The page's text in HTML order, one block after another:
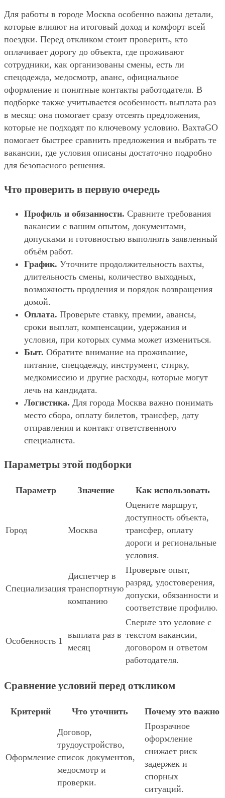
Для работы в городе Москва особенно важны детали,
которые влияют на итоговый доход и комфорт всей
поездки. Перед откликом стоит проверить, кто
оплачивает дорогу до объекта, где проживают
сотрудники, как организованы смены, есть ли
спецодежда, медосмотр, аванс, официальное
оформление и понятные контакты работодателя. В
подборке также учитывается особенность выплата раз
в месяц: она помогает сразу отсеять предложения,
которые не подходят по ключевому условию. ВахтаGO
помогает быстрее сравнить предложения и выбрать те
вакансии, где условия описаны достаточно подробно
для безопасного решения.
Что проверить в первую очередь
Профиль и обязанности. Сравните требования
вакансии с вашим опытом, документами,
допусками и готовностью выполнять заявленный
объём работ.
График. Уточните продолжительность вахты,
длительность смены, количество выходных,
возможность продления и порядок возвращения
домой.
Оплата. Проверьте ставку, премии, авансы,
сроки выплат, компенсации, удержания и
условия, при которых сумма может измениться.
Быт. Обратите внимание на проживание,
питание, спецодежду, инструмент, стирку,
медкомиссию и другие расходы, которые могут
лечь на кандидата.
Логистика. Для города Москва важно понимать
место сбора, оплату билетов, трансфер, дату
отправления и контакт ответственного
специалиста.
Параметры этой подборки
Параметр Значение Как использовать
Город Москва
Оцените маршрут,
доступность объекта,
трансфер, оплату
дороги и региональные
условия.
Специализация
Диспетчер в
транспортную
компанию
Проверьте опыт,
разряд, удостоверения,
допуски, обязанности и
соответствие профилю.
Особенность 1
выплата раз в
месяц
Сверьте это условие с
текстом вакансии,
договором и ответом
работодателя.
Сравнение условий перед откликом
Критерий Что уточнить Почему это важно
Оформление
Договор,
трудоустройство,
список документов,
медосмотр и
проверки.
Прозрачное
оформление
снижает риск
задержек и
спорных
ситуаций.